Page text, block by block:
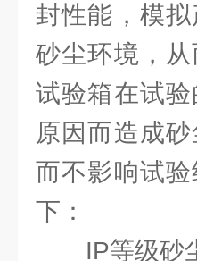
封性能，模
砂尘环境，
试验箱在试
原因而造成
而不影响试
下：
IP等级砂尘